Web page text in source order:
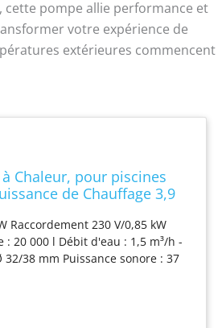
cette pompe allie performance et
votre expérience de
extérieures commencent
Chaleur, pour piscines
de Chauffage 3,9
Raccordement 230 V/0,85 kW
20 000 l Débit d'eau : 1,5 m³/h -
38 mm Puissance sonore : 37